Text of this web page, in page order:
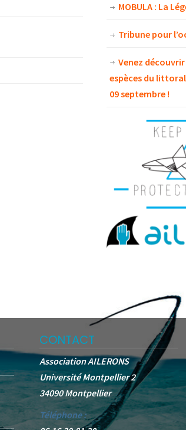
MOBULA : La
Tribune pour
Venez
espèces du
09 septembre !
CONTACT
Association AILERONS
Université Montpellier 2
34090 Montpellier
Téléphone :